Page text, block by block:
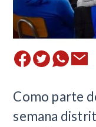
Como parte
semana